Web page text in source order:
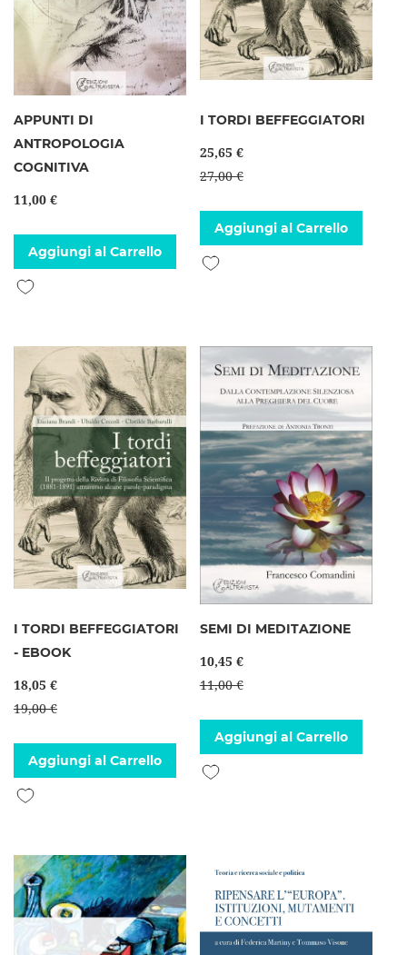
APPUNTI DI
ANTROPOLOGIA
COGNITIVA
11,00 €
Aggiungi al Carrello
Aggiungi alla lista desideri
I TORDI BEFFEGGIATORI
25,65 €
27,00 €
Aggiungi al Carrello
Aggiungi alla lista desideri
I TORDI BEFFEGGIATORI
- EBOOK
18,05 €
19,00 €
Aggiungi al Carrello
Aggiungi alla lista desideri
SEMI DI MEDITAZIONE
10,45 €
11,00 €
Aggiungi al Carrello
Aggiungi alla lista desideri